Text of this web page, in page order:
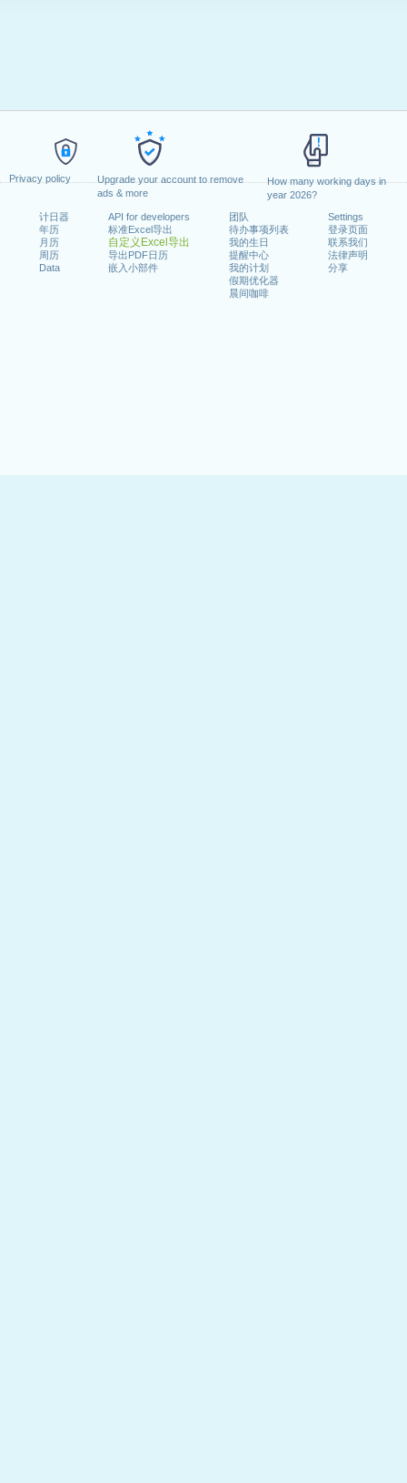
Privacy policy
Upgrade your account to remove
ads & more
How many working days in
year 2026?
计日器
年历
月历
周历
Data
API for developers
标准Excel导出
自定义Excel导出
导出PDF日历
嵌入小部件
团队
待办事项列表
我的生日
提醒中心
我的计划
假期优化器
晨间咖啡
Settings
登录页面
联系我们
法律声明
分享